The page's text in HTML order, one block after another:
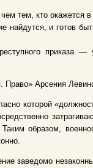
тем, кто окажется
найдутся, и готов
приказа —
Право» Арсения
которой
образом,
заведомо